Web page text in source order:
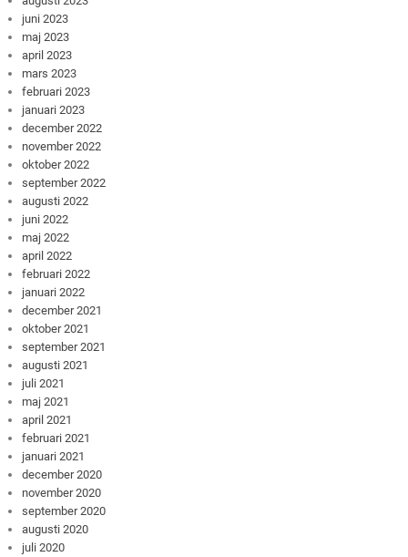
juni 2023
maj 2023
april 2023
mars 2023
februari 2023
januari 2023
december 2022
november 2022
oktober 2022
september 2022
augusti 2022
juni 2022
maj 2022
april 2022
februari 2022
januari 2022
december 2021
oktober 2021
september 2021
augusti 2021
juli 2021
maj 2021
april 2021
februari 2021
januari 2021
december 2020
november 2020
september 2020
augusti 2020
juli 2020